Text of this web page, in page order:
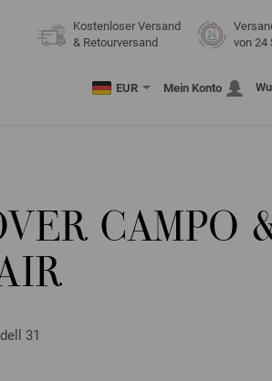
Kostenloser Versand
& Retourversand
von 24
EUR Mein Konto
CAMPO
31